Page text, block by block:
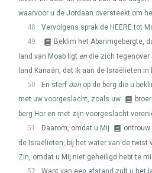
waarvoor u de Jordaan oversteekt om
48
Vervolgens sprak de HEEREtot
49
Beklim het Abarimgebergte,
land van Moab ligt en die zich tegenover
land Kanaän, dat Ik aan de Israëlieten in
50
En sterf dan op de berg die u
met uw voorgeslacht, zoals uw
berg Hor en met zijn voorgeslacht
51
Daarom, omdat u Mij
de Israëlieten, bij het water van de twist
Zin, omdat u Mij niet geheiligd hebt te
52
Want van een afstand zult u het